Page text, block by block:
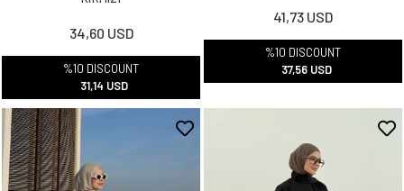
34,60 USD
%10 DISCOUNT
31,14 USD
41,73 USD
%10 DISCOUNT
37,56 USD